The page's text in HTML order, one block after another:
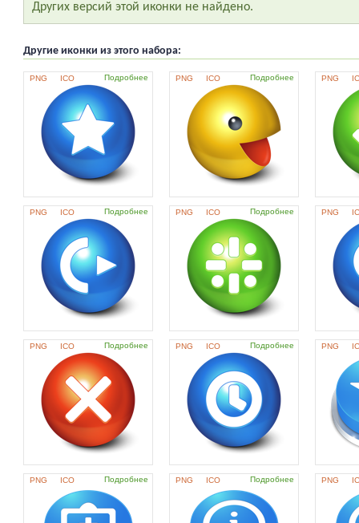
Других версий этой иконки не найдено.
Другие иконки из этого набора:
PNG ICO Подробнее PNG ICO Подробнее PNG
PNG ICO Подробнее PNG ICO Подробнее PNG
PNG ICO Подробнее PNG ICO Подробнее PNG
PNG ICO Подробнее PNG ICO Подробнее PNG